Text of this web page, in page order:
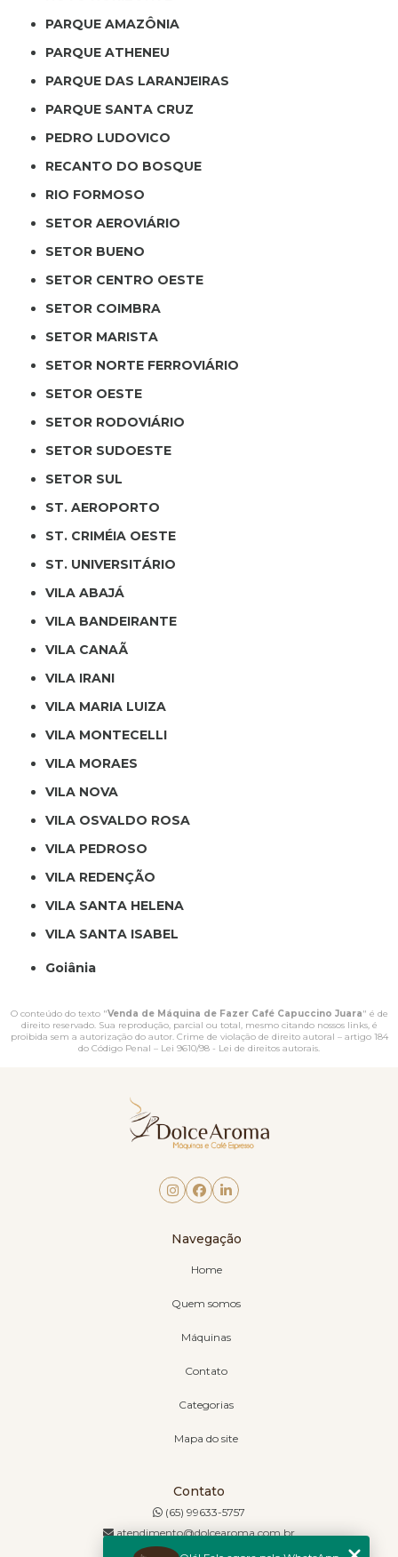
PARQUE AMAZÔNIA
PARQUE ATHENEU
PARQUE DAS LARANJEIRAS
PARQUE SANTA CRUZ
PEDRO LUDOVICO
RECANTO DO BOSQUE
RIO FORMOSO
SETOR AEROVIÁRIO
SETOR BUENO
SETOR CENTRO OESTE
SETOR COIMBRA
SETOR MARISTA
SETOR NORTE FERROVIÁRIO
SETOR OESTE
SETOR RODOVIÁRIO
SETOR SUDOESTE
SETOR SUL
ST. AEROPORTO
ST. CRIMÉIA OESTE
ST. UNIVERSITÁRIO
VILA ABAJÁ
VILA BANDEIRANTE
VILA CANAÃ
VILA IRANI
VILA MARIA LUIZA
VILA MONTECELLI
VILA MORAES
VILA NOVA
VILA OSVALDO ROSA
VILA PEDROSO
VILA REDENÇÃO
VILA SANTA HELENA
VILA SANTA ISABEL
Goiânia
O conteúdo do texto "Venda de Máquina de Fazer Café Capuccino Juara" é de
direito reservado. Sua reprodução, parcial ou total, mesmo citando nossos links, é
proibida sem a autorização do autor. Crime de violação de direito autoral – artigo 184
do Código Penal – Lei 9610/98 - Lei de direitos autorais.
Navegação
Home
Quem somos
Máquinas
Contato
Categorias
Mapa do site
Contato
(65) 99633-5757
atendimento@dolcearoma.com.br